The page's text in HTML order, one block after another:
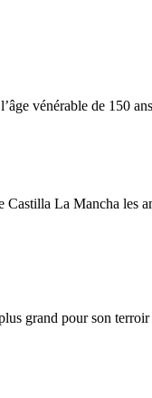
vénérable de 150
La Mancha les
grand pour son